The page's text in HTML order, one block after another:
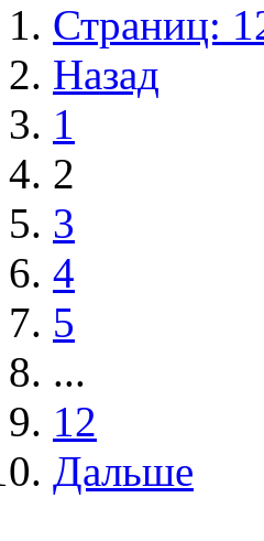
Страниц:
Назад
1
2
3
4
5
...
12
Дальше